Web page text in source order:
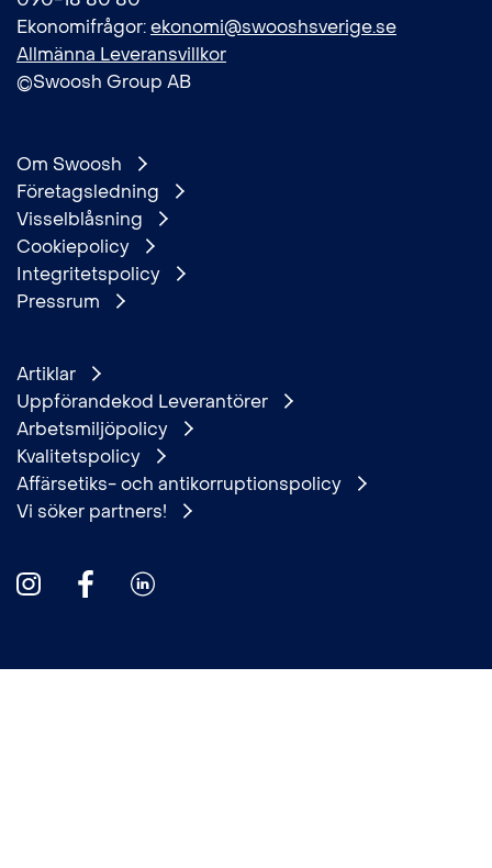
Ekonomifrågor:ekonomi@swooshsverige.se
Allmänna Leveransvillkor
©Swoosh Group AB
Om Swoosh
Företagsledning
Visselblåsning
Cookiepolicy
Integritetspolicy
Pressrum
Artiklar
Uppförandekod Leverantörer
Arbetsmiljöpolicy
Kvalitetspolicy
Affärsetiks- och antikorruptionspolicy
Vi söker partners!